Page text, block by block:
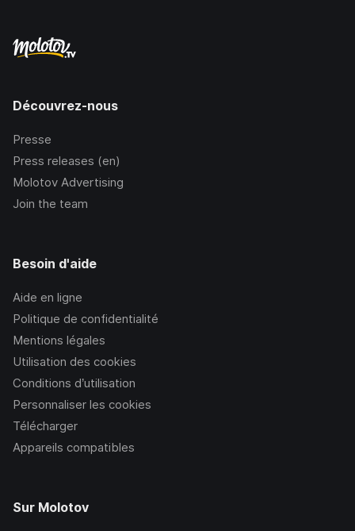
Découvrez-nous
Presse
Press releases (en)
Molotov Advertising
Join the team
Besoin d'aide
Aide en ligne
Politique de confidentialité
Mentions légales
Utilisation des cookies
Conditions d’utilisation
Personnaliser les cookies
Télécharger
Appareils compatibles
Sur Molotov